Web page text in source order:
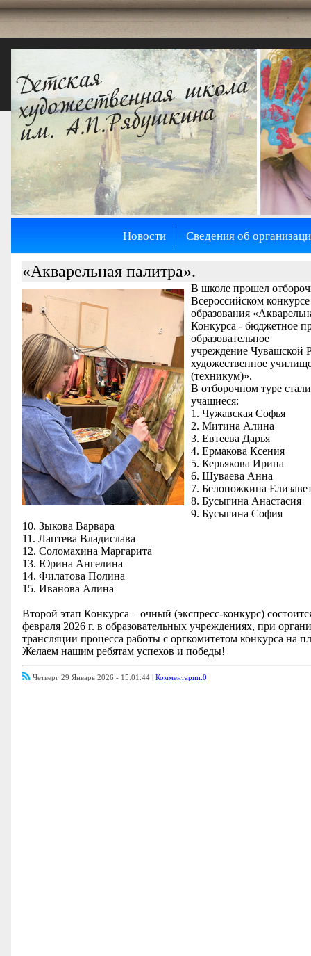
Новости Сведения об
«Акварельная палитра».
В школе прошел
Всероссийском
образования
Конкурса - бюджетное
образовательное
учреждение Чувашской
художественное
(техникум)».
В отборочном туре
учащиеся:
1. Чужавская Софья
2. Митина Алина
3. Евтеева Дарья
4. Ермакова Ксения
5. Керьякова Ирина
6. Шуваева Анна
7. Белоножкина
8. Бусыгина Анастасия
9. Бусыгина София
10. Зыкова Варвара
11. Лаптева Владислава
12. Соломахина Маргарита
13. Юрина Ангелина
14. Филатова Полина
15. Иванова Алина
Второй этап Конкурса – очный (экспресс-конкурс)
февраля 2026 г. в образовательных учреждениях, при
трансляции процесса работы с оргкомитетом конкурса на
Желаем нашим ребятам успехов и победы!
Четверг 29 Январь 2026 - 15:01:44 | Комментарии:0